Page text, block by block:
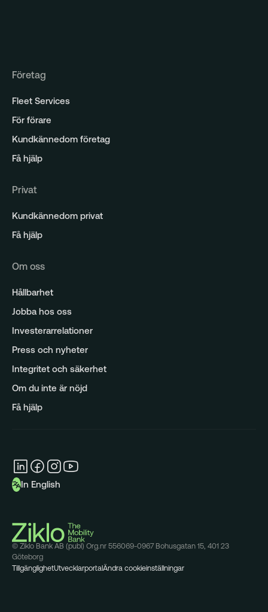
Företag
Fleet Services
För förare
Kundkännedom företag
Få hjälp
Privat
Kundkännedom privat
Få hjälp
Om oss
Hållbarhet
Jobba hos oss
Investerarrelationer
Press och nyheter
Integritet och säkerhet
Om du inte är nöjd
Få hjälp
In English
© Ziklo Bank AB (publ) Org.nr 556069-0967 Bohusgatan 15, 401 23
Göteborg
TillgänglighetUtvecklarportalÄndra cookieinställningar